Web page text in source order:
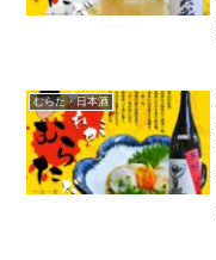
むらた・日本酒